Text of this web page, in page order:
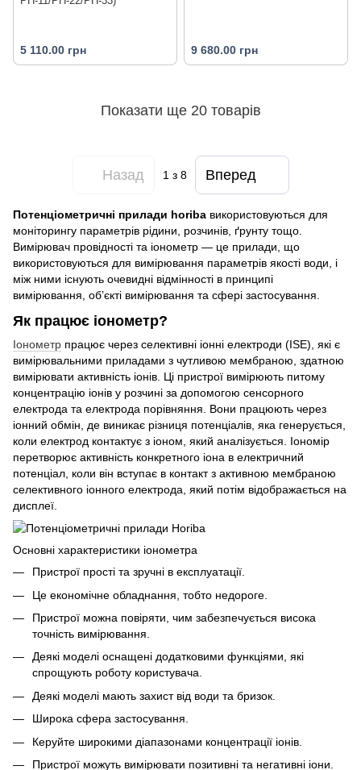
5 110.00 грн 9 680.00 грн
Показати ще 20 товарів
Назад 1з 8 Вперед
Потенціометричні прилади horiba використовуються для
моніторингу параметрів рідини, розчинів, ґрунту тощо.
Вимірювач провідності та іонометр — це прилади, що
використовуються для вимірювання параметрів якості води, і
між ними існують очевидні відмінності в принципі
вимірювання, об’єкті вимірювання та сфері застосування.
Як працює іонометр?
Іонометр працює через селективні іонні електроди (ISE), які є
вимірювальними приладами з чутливою мембраною, здатною
вимірювати активність іонів. Ці пристрої вимірюють питому
концентрацію іонів у розчині за допомогою сенсорного
електрода та електрода порівняння. Вони працюють через
іонний обмін, де виникає різниця потенціалів, яка генерується,
коли електрод контактує з іоном, який аналізується. Іономір
перетворює активність конкретного іона в електричний
потенціал, коли він вступає в контакт з активною мембраною
селективного іонного електрода, який потім відображається на
дисплеї.
Основні характеристики іонометра
Пристрої прості та зручні в експлуатації.
Це економічне обладнання, тобто недороге.
Пристрої можна повіряти, чим забезпечується висока
точність вимірювання.
Деякі моделі оснащені додатковими функціями, які
спрощують роботу користувача.
Деякі моделі мають захист від води та бризок.
Широка сфера застосування.
Керуйте широкими діапазонами концентрації іонів.
Пристрої можуть вимірювати позитивні та негативні іони.